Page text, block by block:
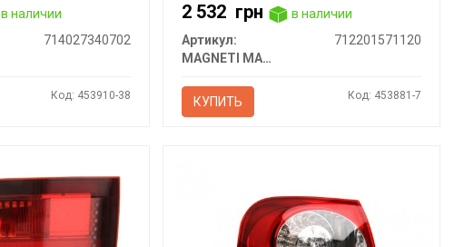
в наличии
714027340702
Код: 453910-38
2 532 грн
в наличии
Артикул:
712201571120
MAGNETI MARELLI
КУПИТЬ Код: 453881-7